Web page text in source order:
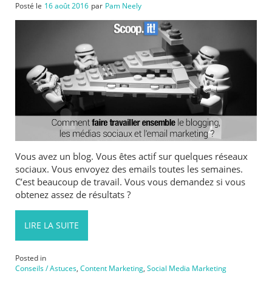
Posté le 16 août 2016 par Pam Neely
Vous avez un blog. Vous êtes actif sur quelques réseaux
sociaux. Vous envoyez des emails toutes les semaines.
C’est beaucoup de travail. Vous vous demandez si vous
obtenez assez de résultats ?
LIRE LA SUITE
Posted in
Conseils / Astuces,Content Marketing,Social Media Marketing